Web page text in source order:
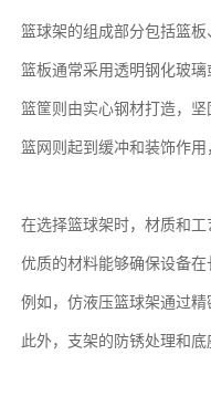
篮球架的组成部分包括篮板
篮板通常采用透明钢化玻
篮筐则由实心钢材打造，坚
篮网则起到缓冲和装饰作用
在选择篮球架时，材质和工
优质的材料能够确保设备
例如，仿液压篮球架通过
此外，支架的防锈处理和